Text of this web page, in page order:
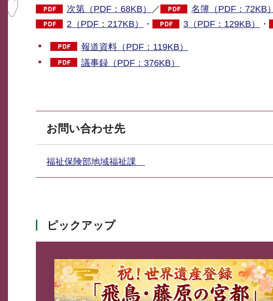
次第（PDF：68KB）
／ 名簿（PDF：72KB）
2（PDF：217KB）
・ 3（PDF：129KB） ・
報道資料（PDF：119KB）
議事録（PDF：376KB）
お問い合わせ先
福祉保険部地域福祉課
ピックアップ